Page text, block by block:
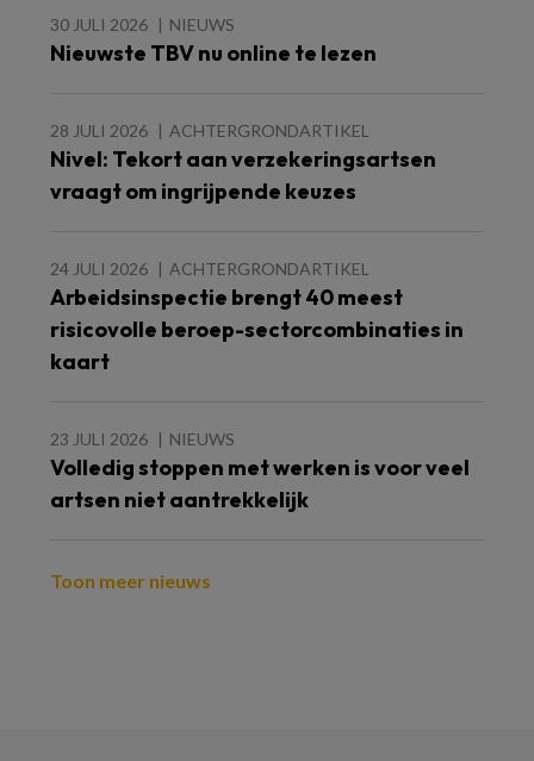
30 JULI 2026 NIEUWS
Nieuwste TBV nu online te lezen
28 JULI 2026 ACHTERGRONDARTIKEL
Nivel: Tekort aan verzekeringsartsen
vraagt om ingrijpende keuzes
24 JULI 2026 ACHTERGRONDARTIKEL
Arbeidsinspectie brengt 40 meest
risicovolle beroep-sectorcombinaties in
kaart
23 JULI 2026 NIEUWS
Volledig stoppen met werken is voor veel
artsen niet aantrekkelijk
Toon meer nieuws